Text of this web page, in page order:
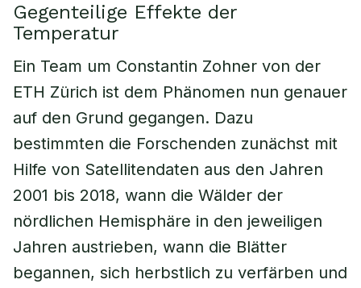
Gegenteilige Effekte der
Temperatur
Ein Team um Constantin Zohner von der
ETH Zürich ist dem Phänomen nun genauer
auf den Grund gegangen. Dazu
bestimmten die Forschenden zunächst mit
Hilfe von Satellitendaten aus den Jahren
2001 bis 2018, wann die Wälder der
nördlichen Hemisphäre in den jeweiligen
Jahren austrieben, wann die Blätter
begannen, sich herbstlich zu verfärben und